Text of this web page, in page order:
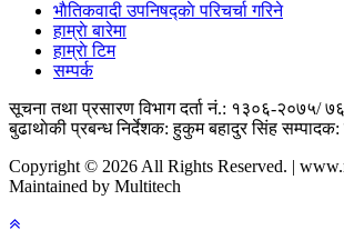
भाैतिकवादी उपनिषद्काे परिचर्चा गरिने
हाम्राे बारेमा
हाम्राे टिम
सम्पर्क
सूचना तथा प्रसारण विभाग दर्ता नं.: १३०६-२०७५/ ७६
बुढाथाेकी प्रबन्ध निर्देशक: हुकुम बहादुर सिंह सम्पादक:
Copyright © 2026 All Rights Reserved. |
Maintained by Multitech